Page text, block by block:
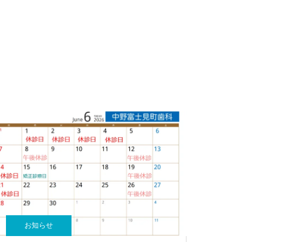
お知らせ